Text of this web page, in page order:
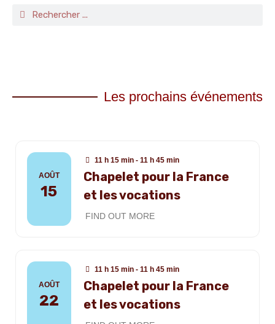
Les prochains événements
AOÛT
15
11 h 15 min - 11 h 45 min
Chapelet pour la France
et les vocations
FIND OUT MORE
AOÛT
22
11 h 15 min - 11 h 45 min
Chapelet pour la France
et les vocations